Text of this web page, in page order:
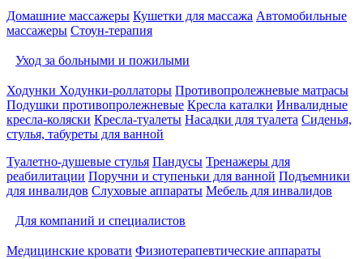
Домашние массажеры Кушетки для массажа Автомобильные
массажеры Стоун-терапия
Уход за больными и пожилыми
Ходунки Ходунки-роллаторы Противопролежневые матрасы
Подушки противопролежневые Кресла каталки Инвалидные
кресла-коляски Кресла-туалеты Насадки для туалета Сиденья,
стулья, табуреты для ванной
Туалетно-душевые стулья Пандусы Тренажеры для
реабилитации Поручни и ступеньки для ванной Подъемники
для инвалидов Слуховые аппараты Мебель для инвалидов
Для компаний и специалистов
Медицинские кровати Физиотерапевтические аппараты